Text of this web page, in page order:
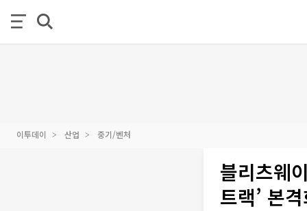
이투데이 산업 중기/벤처
블리츠웨
트랙’ 본